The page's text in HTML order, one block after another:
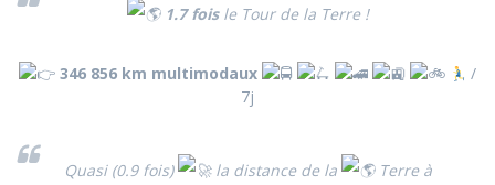
1.7 foisle Tour de la Terre !
346 856 km multimodaux
‍ /
7j
Quasi (0.9 fois) la distance de la
Terre à